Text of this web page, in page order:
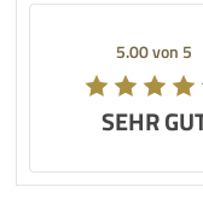
5.00 von 5
SEHR